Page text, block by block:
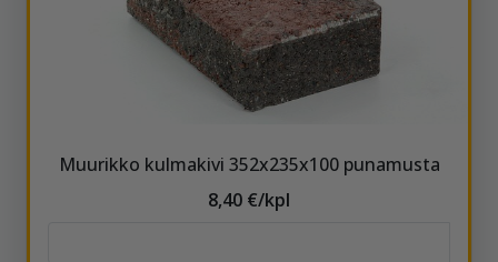
Muurikko kulmakivi 352x235x100 punamusta
8,40 €/kpl